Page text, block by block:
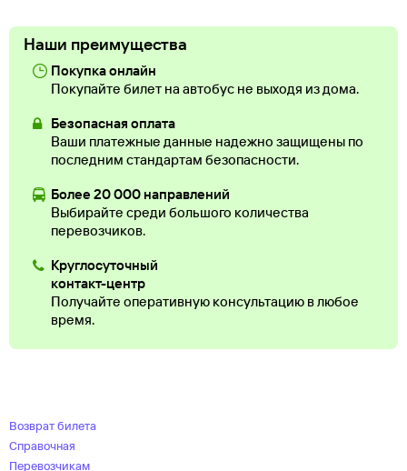
Наши преимущества
Покупка онлайн
Покупайте билет на автобус не выходя из дома.
Безопасная оплата
Ваши платежные данные надежно защищены по
последним стандартам безопасности.
Более 20 000 направлений
Выбирайте среди большого количества
перевозчиков.
Круглосуточный
контакт-центр
Получайте оперативную консультацию в любое
время.
Возврат билета
Справочная
Перевозчикам